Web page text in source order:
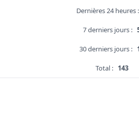
Dernières 24 heures :
7 derniers jours :
30 derniers jours :
Total : 143